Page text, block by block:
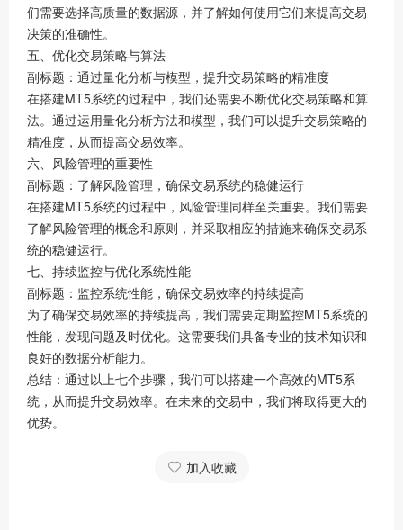
们需要选择高质量的数据源，并了解如何使用它们来提高交易
决策的准确性。
五、优化交易策略与算法
副标题：通过量化分析与模型，提升交易策略的精准度
在搭建MT5系统的过程中，我们还需要不断优化交易策略和算
法。通过运用量化分析方法和模型，我们可以提升交易策略的
精准度，从而提高交易效率。
六、风险管理的重要性
副标题：了解风险管理，确保交易系统的稳健运行
在搭建MT5系统的过程中，风险管理同样至关重要。我们需要
了解风险管理的概念和原则，并采取相应的措施来确保交易系
统的稳健运行。
七、持续监控与优化系统性能
副标题：监控系统性能，确保交易效率的持续提高
为了确保交易效率的持续提高，我们需要定期监控MT5系统的
性能，发现问题及时优化。这需要我们具备专业的技术知识和
良好的数据分析能力。
总结：通过以上七个步骤，我们可以搭建一个高效的MT5系
统，从而提升交易效率。在未来的交易中，我们将取得更大的
优势。
加入收藏